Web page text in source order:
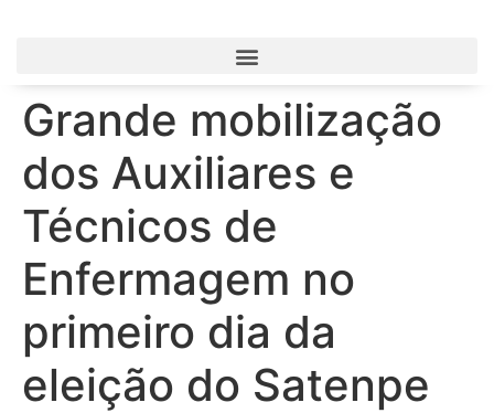
Grande mobilização
dos Auxiliares e
Técnicos de
Enfermagem no
primeiro dia da
eleição do Satenpe